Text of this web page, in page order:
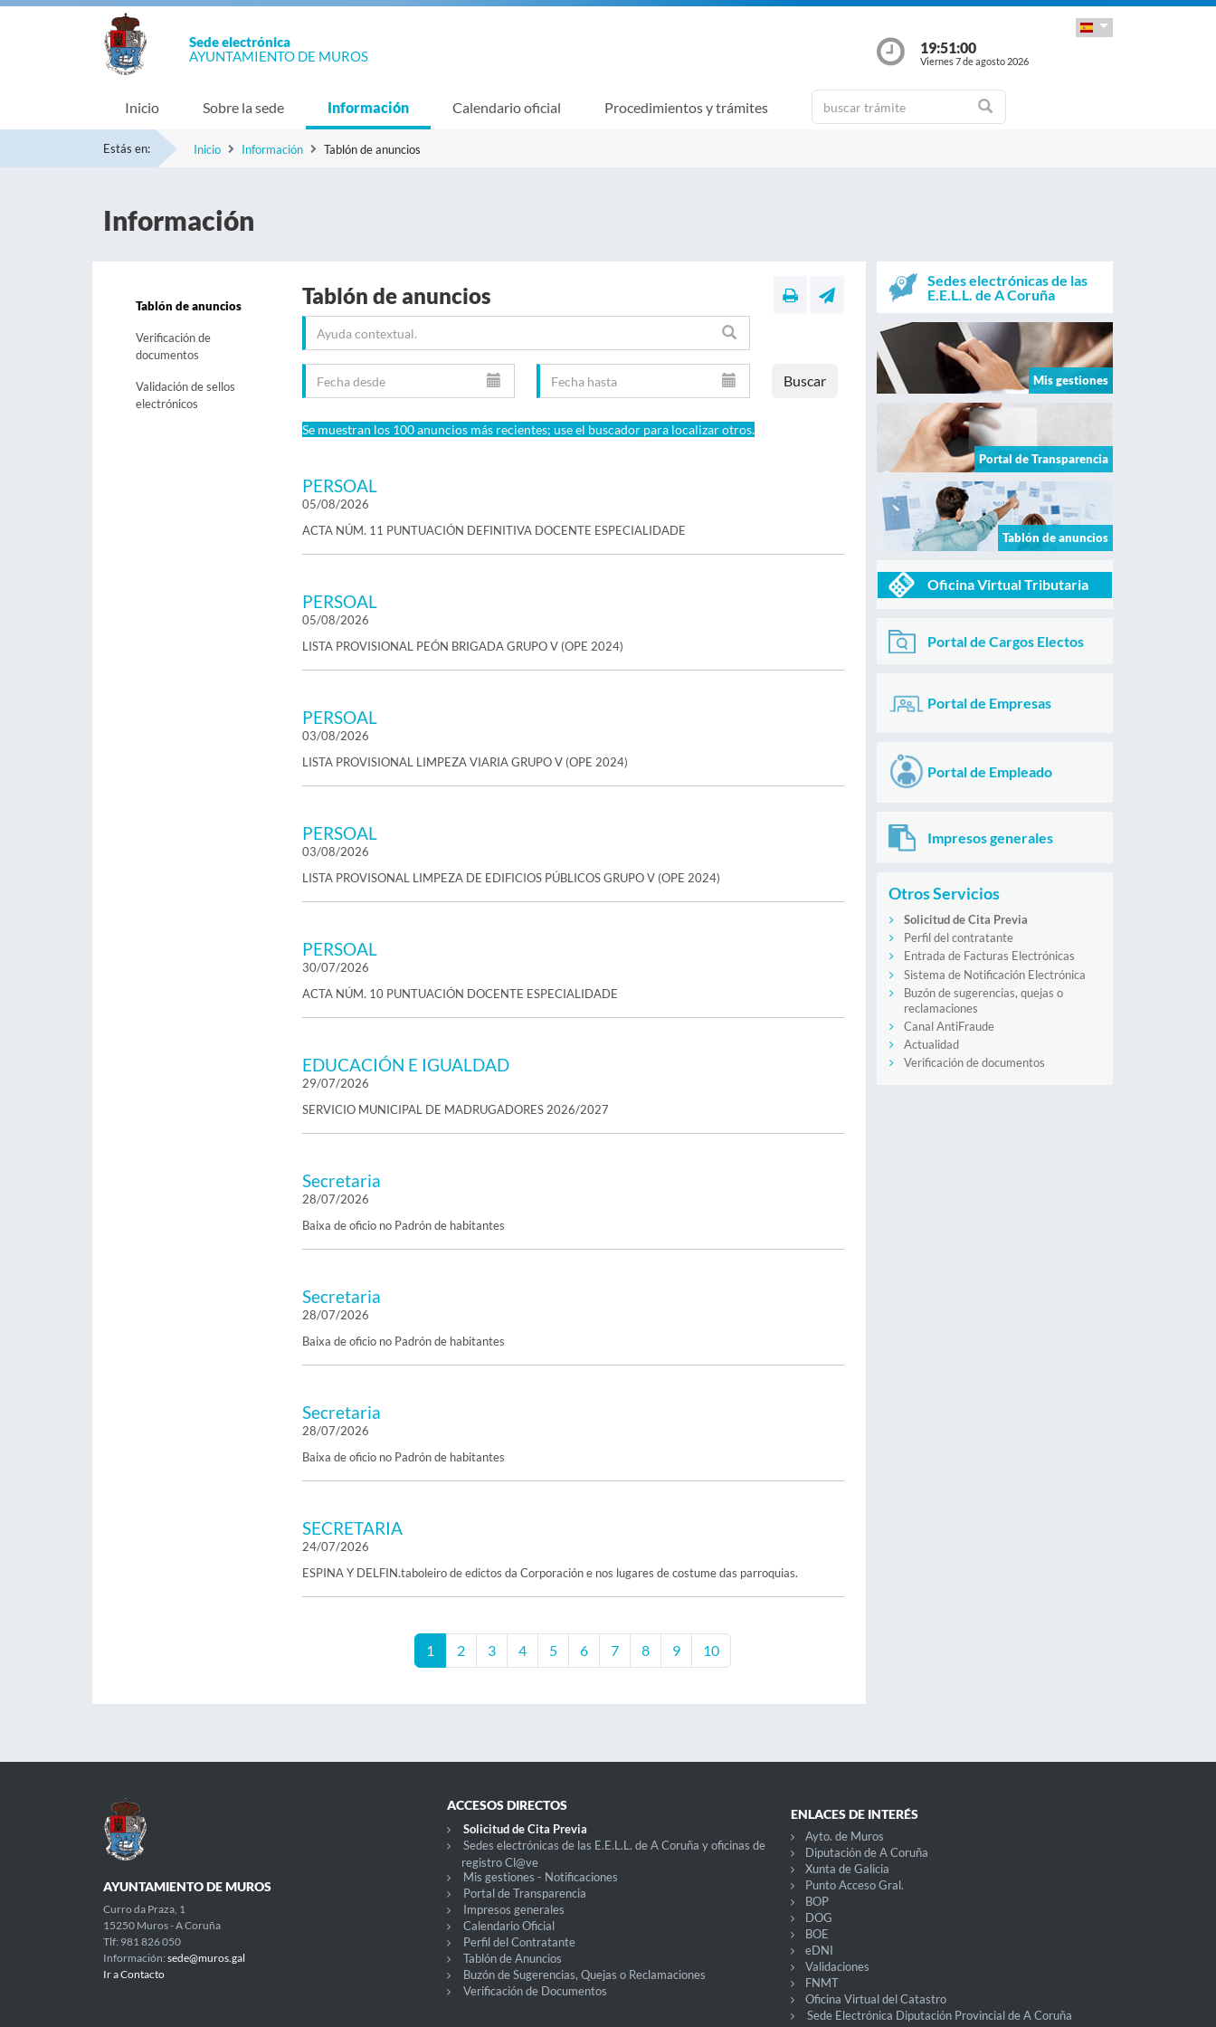
Sede electrónica
AYUNTAMIENTO DE MUROS
19:51:00
Viernes 7 de agosto 2026
Inicio Sobre la sede Información Calendario oficial Procedimientos y trámites
Estás en: Inicio Información Tablón de anuncios
Información
Tablón de anuncios
Verificación de
documentos
Validación de sellos
electrónicos
Tablón de anuncios
Buscar
Se muestran los 100 anuncios más recientes; use el buscador para localizar otros.
PERSOAL
05/08/2026
ACTA NÚM. 11 PUNTUACIÓN DEFINITIVA DOCENTE ESPECIALIDADE
PERSOAL
05/08/2026
LISTA PROVISIONAL PEÓN BRIGADA GRUPO V (OPE 2024)
PERSOAL
03/08/2026
LISTA PROVISIONAL LIMPEZA VIARIA GRUPO V (OPE 2024)
PERSOAL
03/08/2026
LISTA PROVISONAL LIMPEZA DE EDIFICIOS PÚBLICOS GRUPO V (OPE 2024)
PERSOAL
30/07/2026
ACTA NÚM. 10 PUNTUACIÓN DOCENTE ESPECIALIDADE
EDUCACIÓN E IGUALDAD
29/07/2026
SERVICIO MUNICIPAL DE MADRUGADORES 2026/2027
Secretaria
28/07/2026
Baixa de oficio no Padrón de habitantes
Secretaria
28/07/2026
Baixa de oficio no Padrón de habitantes
Secretaria
28/07/2026
Baixa de oficio no Padrón de habitantes
SECRETARIA
24/07/2026
ESPINA Y DELFIN.taboleiro de edictos da Corporación e nos lugares de costume das parroquias.
1 2 3 4 5 6 7 8 9 10
Sedes electrónicas de las
E.E.L.L. de A Coruña
Mis gestiones
Portal de Transparencia
Tablón de anuncios
Oficina Virtual Tributaria
Portal de Cargos Electos
Portal de Empresas
Portal de Empleado
Impresos generales
Otros Servicios
Solicitud de Cita Previa
Perfil del contratante
Entrada de Facturas Electrónicas
Sistema de Notificación Electrónica
Buzón de sugerencias, quejas o
reclamaciones
Canal AntiFraude
Actualidad
Verificación de documentos
AYUNTAMIENTO DE MUROS
Curro da Praza, 1
15250 Muros - A Coruña
Tlf: 981 826 050
Información: sede@muros.gal
Ir a Contacto
ACCESOS DIRECTOS
Solicitud de Cita Previa
Sedes electrónicas de las E.E.L.L. de A Coruña y oficinas de
registro Cl@ve
Mis gestiones - Notificaciones
Portal de Transparencia
Impresos generales
Calendario Oficial
Perfil del Contratante
Tablón de Anuncios
Buzón de Sugerencias, Quejas o Reclamaciones
Verificación de Documentos
ENLACES DE INTERÉS
Ayto. de Muros
Diputación de A Coruña
Xunta de Galicia
Punto Acceso Gral.
BOP
DOG
BOE
eDNI
Validaciones
FNMT
Oficina Virtual del Catastro
Sede Electrónica Diputación Provincial de A Coruña